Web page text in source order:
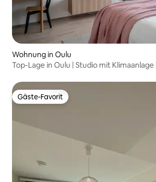
Wohnung in Oulu
Top-Lage in Oulu | Studio mit
Gäste-Favorit
Gäste-Favorit